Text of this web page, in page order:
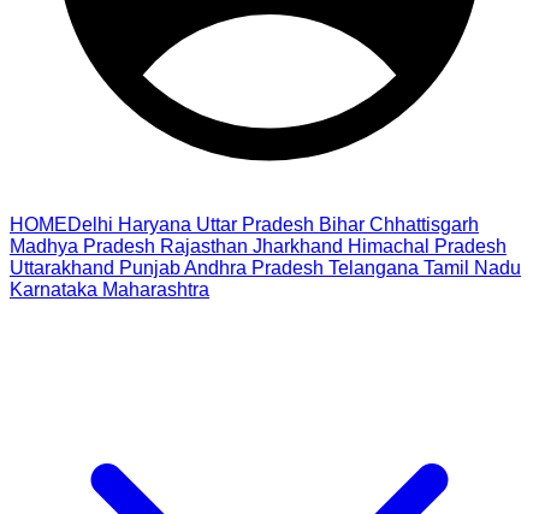
HOMEDelhi Haryana Uttar Pradesh Bihar Chhattisgarh
Madhya Pradesh Rajasthan Jharkhand Himachal Pradesh
Uttarakhand PunjabAndhra Pradesh Telangana Tamil Nadu
Karnataka Maharashtra